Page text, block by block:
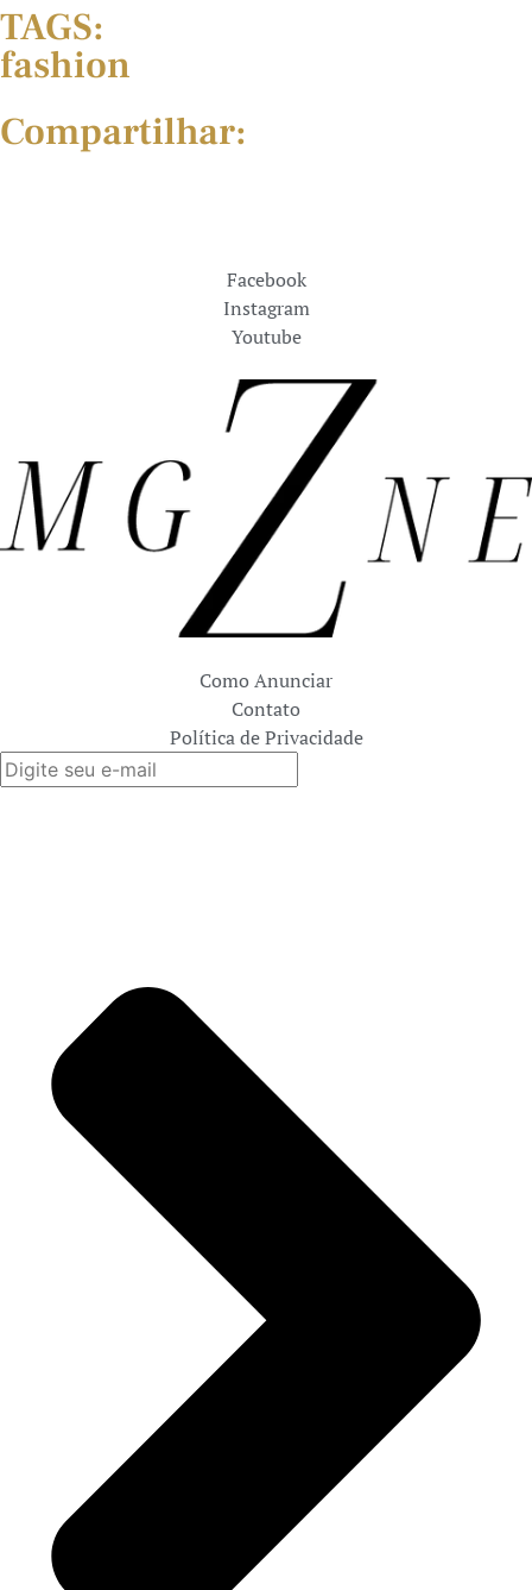
TAGS:
fashion
Compartilhar:
Facebook
Instagram
Youtube
Como Anunciar
Contato
Política de Privacidade